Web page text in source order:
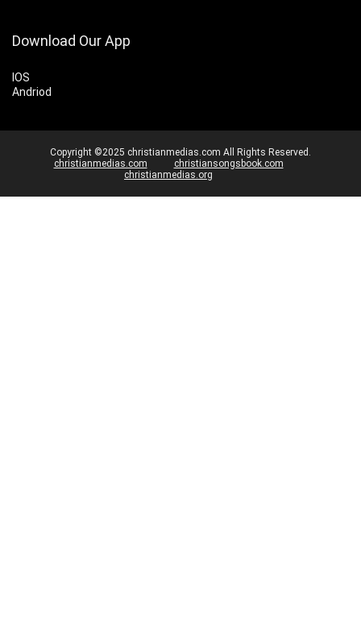
Download Our App
IOS
Andriod
Copyright ©2025 christianmedias.com All Rights Reserved.
christianmedias.com
christiansongsbook.com
christianmedias.org